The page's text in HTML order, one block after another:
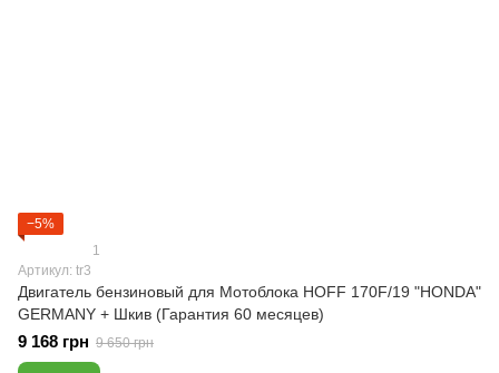
−5%
1
Артикул: tr3
Двигатель бензиновый для Мотоблока HOFF 170F/19 "HONDA"
GERMANY + Шкив (Гарантия 60 месяцев)
9 168 грн 9 650 грн